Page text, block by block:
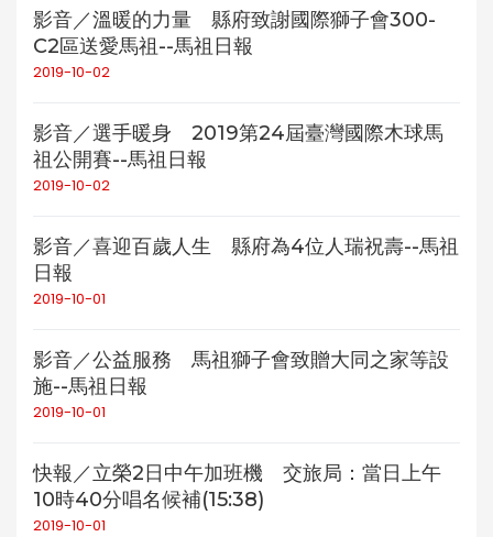
影音／溫暖的力量 縣府致謝國際獅子會300-
C2區送愛馬祖--馬祖日報
2019-10-02
影音／選手暖身 2019第24屆臺灣國際木球馬
祖公開賽--馬祖日報
2019-10-02
影音／喜迎百歲人生 縣府為4位人瑞祝壽--馬祖
日報
2019-10-01
影音／公益服務 馬祖獅子會致贈大同之家等設
施--馬祖日報
2019-10-01
快報／立榮2日中午加班機 交旅局：當日上午
10時40分唱名候補(15:38)
2019-10-01